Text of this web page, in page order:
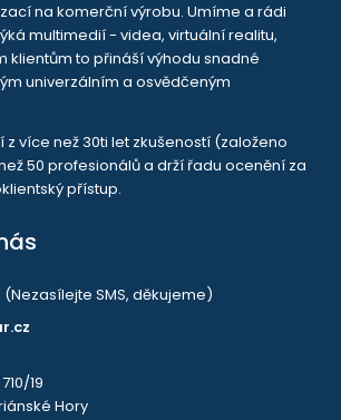
na komerční výrobu. Umíme a rádi
multimedií - videa, virtuální realitu,
klientům to přináší výhodu snadné
univerzálním a osvědčeným
z více než 30ti let zkušeností (založeno
50 profesionálů a drží řadu ocenění za
přístup.
(Nezasílejte SMS, děkujeme)
19
Hory